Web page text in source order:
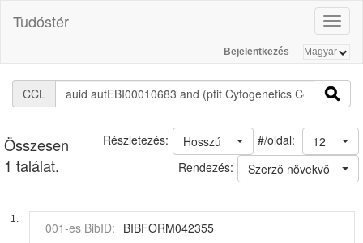
Tudóstér
Bejelentkezés
CCL
Összesen
1 találat.
#/oldal: 12
Hosszú
Részletezés:
Rendezés:
Szerző növekvő
1.
001-es BibID: BIBFORM042355